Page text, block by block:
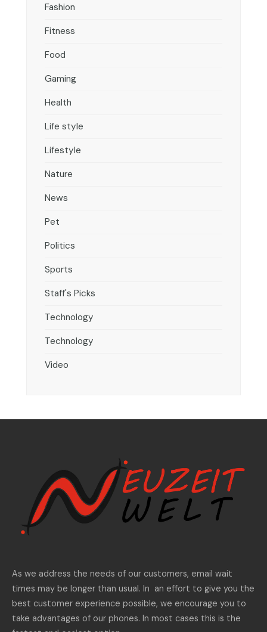
Fashion
Fitness
Food
Gaming
Health
Life style
Lifestyle
Nature
News
Pet
Politics
Sports
Staff's Picks
Technology
Technology
Video
As we address the needs of our customers, email wait
times may be longer than usual. In an effort to give you the
best customer experience possible, we encourage you to
take advantages of our phones. In most cases this is the